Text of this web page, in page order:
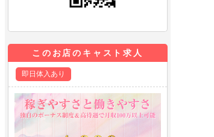
このお店のキャスト求人
即日体入あり